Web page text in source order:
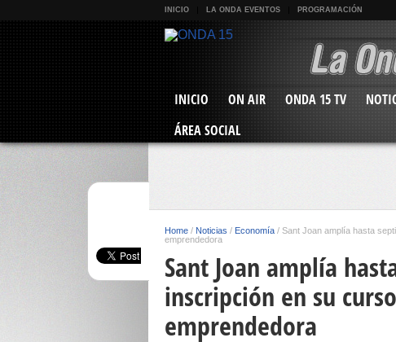
INICIO LA ONDA EVENTOS PROGRAMACIÓN
INICIO ON AIR ONDA 15 TV
ÁREA SOCIAL
Home / Noticias / Economía / Sant Joan amplía hasta
emprendedora
Sant Joan amplía
inscripción en su
emprendedora